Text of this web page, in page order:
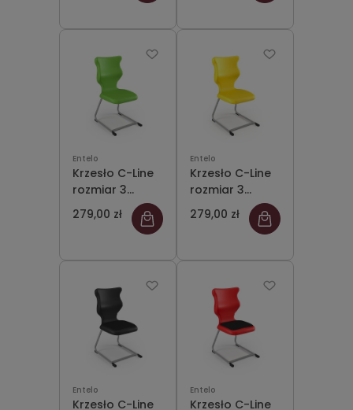
Entelo
Krzesło C-Line
rozmiar 3
siedzisko
zielony/stelaż
279,00 zł
Entelo
Krzesło C-Line
rozmiar 3
siedzisko
żółty/stelaż
279,00 zł
Entelo
Krzesło C-Line
Entelo
Krzesło C-Line